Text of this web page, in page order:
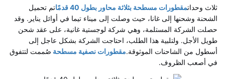
ثلاث وحداتمقطورات مسطحة بثلاثة محاور بطول 40 قدمًا
تم تحميل
الشحنة وشحنها إلى غانا، حيث وصلت إلى ميناء تيما في أوائل يناير. وقد
حصلت الشركة المستلمة، وهي شركة لوجستية غانية، على عقد شحن
طويل الأجل. ولتلبية هذا الطلب، احتاجت الشركة بشكل عاجل إلى
أسطول من الشاحنات الموثوقة.مقطورات نصفية مسطحة صُممت لتتفوق
في أصعب الظروف.